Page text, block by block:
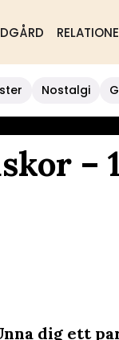
Nostalgi
–
dig ett